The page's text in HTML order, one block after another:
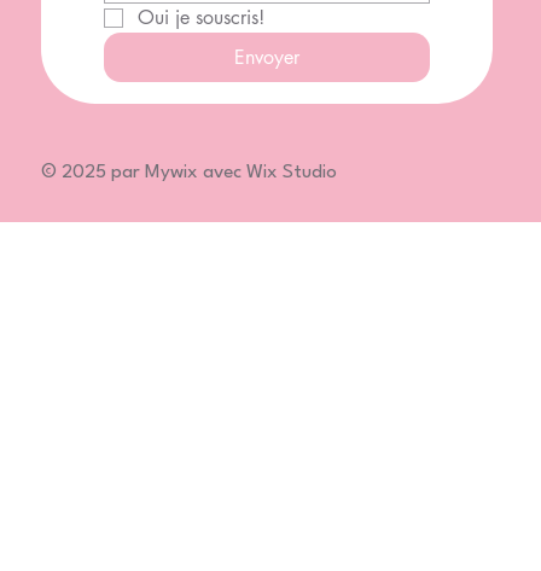
Oui je souscris!
Envoyer
© 2025 par Mywix avec Wix Studio